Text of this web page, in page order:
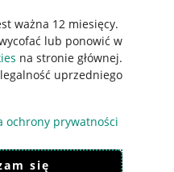
ważna 12 miesięcy.
lub ponowić w
na stronie głównej.
uprzedniego
ochrony prywatności
się